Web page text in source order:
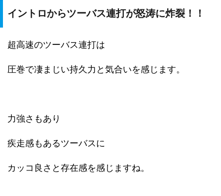
イントロからツーバス連打が怒涛に炸裂！！
超高速のツーバス連打は
圧巻で凄まじい持久力と気合いを感じます。
力強さもあり
疾走感もあるツーバスに
カッコ良さと存在感を感じますね。